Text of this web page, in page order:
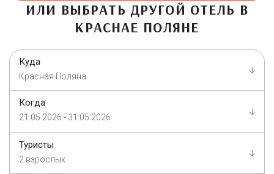
ИЛИ ВЫБРАТЬ ДРУГОЙ ОТЕЛЬ В
КРАСНАЕ ПОЛЯНЕ
Куда
Красная Поляна
Когда
21.05.2026 - 31.05.2026
Туристы
2 взрослых